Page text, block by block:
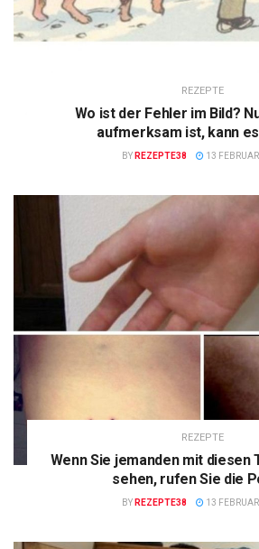
REZEPTE
Wo ist der Fehler im Bild?
aufmerksam ist, kann
BY REZEPTE38 13
REZEPTE
Wenn Sie jemanden mit diesen
sehen, rufen Sie die
BY REZEPTE38 13